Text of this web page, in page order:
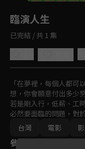
臨演人生
已完結 / 共 1 集
「在夢裡，每個人都
想，你會願意付出多少
若是剛入行，低薪、工
必然要面臨的問題，對
艱難，但總有一群人堅
故事背景的臨時演員，
一個未知的夢想。
台灣
電影
參與演員